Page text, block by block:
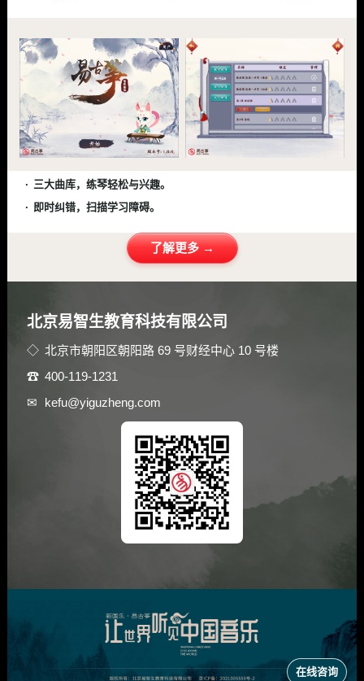
三大曲库，练琴轻松与兴趣。
即时纠错，扫描学习障碍。
了解更多 →
北京易智生教育科技有限公司
北京市朝阳区朝阳路 69 号财经中心 10 号楼
400-119-1231
kefu@yiguzheng.com
在线咨询